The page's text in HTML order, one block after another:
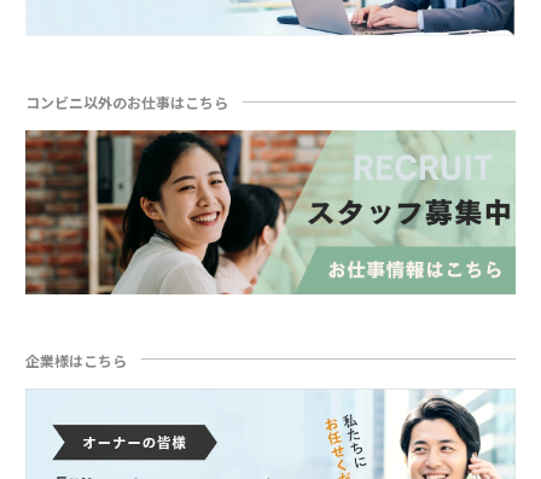
コンビニ以外のお仕事はこちら
企業様はこちら